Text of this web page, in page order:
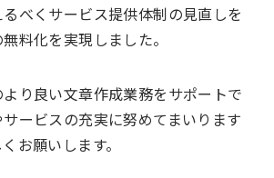
べくサービス提供体制の見直しを
料化を実現しました。
り良い文章作成業務をサポートで
ービスの充実に努めてまいります
お願いします。